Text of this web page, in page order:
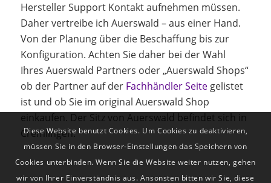
Hersteller Support Kontakt aufnehmen müssen.
Daher vertreibe ich Auerswald – aus einer Hand.
Von der Planung über die Beschaffung bis zur
Konfiguration. Achten Sie daher bei der Wahl
Ihres Auerswald Partners oder „Auerswald Shops“
ob der Partner auf der Fachhändler Seitegelistet
ist und ob Sie im original Auerswald Shop
einkaufen. Der Sitz von Auerswald befindet sich in
Cremlingen.
Diese Website benutzt Cookies. Um Cookies zu deaktivieren,
müssen Sie in den Browser-Einstellungen das Speichern von
Cookies unterbinden. Wenn Sie die Website weiter nutzen, gehen
wir von Ihrer Einverständnis aus. Ansonsten bitten wir Sie, diese